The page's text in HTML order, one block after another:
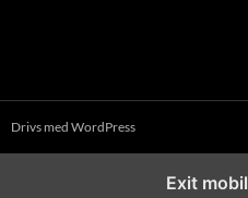
Drivs med WordPress
Exit